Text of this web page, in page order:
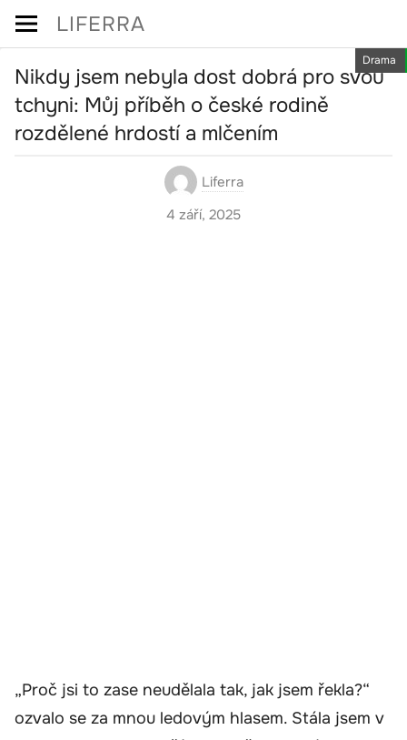
Skip
LIFERRA
Drama
Nikdy jsem nebyla dost dobrá pro svou
tchyni: Můj příběh o české rodině
rozdělené hrdostí a mlčením
Liferra
4 září, 2025
„Proč jsi to zase neudělala tak, jak jsem řekla?“
ozvalo se za mnou ledovým hlasem. Stála jsem v